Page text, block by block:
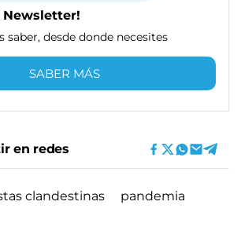
Newsletter!
saber, desde donde necesites
SABER MÁS
en redes
clandestinas pandemia